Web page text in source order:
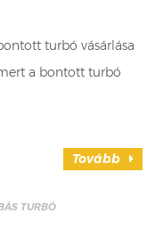
turbó vásárlása
a bontott turbó
Tovább
TURBÓ